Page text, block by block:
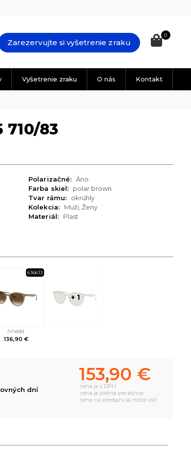
Zarezervujte si vyšetrenie zraku
0
Vyšetrenie zraku O nás Kontakt
710/83
Polarizačné: Áno
Farba skiel:
polar brown
Tvar rámu:
okrúhly
Kolekcia:
Muži, Ženy
Materiál:
Plast
616613
hnedá
136,90 €
+ 1
dní
153,90 €
cena je s DPH
cena je platná pre eshop
cena na predajni sa môže líšiť